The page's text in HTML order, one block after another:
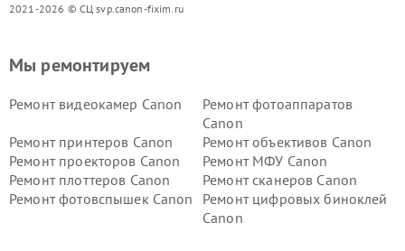
2021-2026 © СЦ svp.canon-fixim.ru
Мы ремонтируем
Ремонт видеокамер Canon
Ремонт фотоаппаратов
Canon
Ремонт принтеров Canon
Ремонт объективов Canon
Ремонт проекторов Canon
Ремонт МФУ Canon
Ремонт плоттеров Canon
Ремонт сканеров Canon
Ремонт фотовспышек Canon
Ремонт цифровых биноклей
Canon